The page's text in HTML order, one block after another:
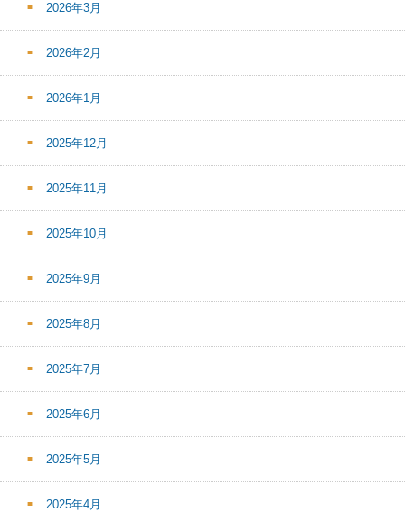
2026年3月
2026年2月
2026年1月
2025年12月
2025年11月
2025年10月
2025年9月
2025年8月
2025年7月
2025年6月
2025年5月
2025年4月